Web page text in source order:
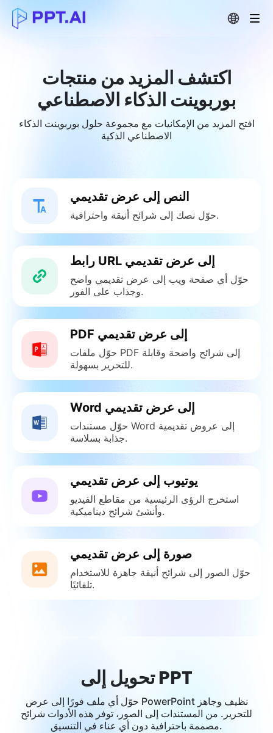
اكتشف المزيد من منتجات
بوربوينت الذكاء الاصطناعي
افتح المزيد من الإمكانيات مع مجموعة حلول بوربوينت الذكاء
الاصطناعي الذكية
النص إلى عرض تقديمي
حوّل نصك إلى شرائح أنيقة واحترافية.
رابط URL إلى عرض تقديمي
حوّل أي صفحة ويب إلى عرض تقديمي واضح
وجذاب على الفور.
PDF إلى عرض تقديمي
حوّل ملفات PDF إلى شرائح واضحة وقابلة
للتحرير بسهولة.
Word إلى عرض تقديمي
حوّل مستندات Word إلى عروض تقديمية
جذابة بسلاسة.
يوتيوب إلى عرض تقديمي
استخرج الرؤى الرئيسية من مقاطع الفيديو
وأنشئ شرائح ديناميكية.
صورة إلى عرض تقديمي
حوّل الصور إلى شرائح أنيقة جاهزة للاستخدام
تلقائيًا.
تحويل إلى PPT
حوّل أي ملف فورًا إلى عرض PowerPoint نظيف وجاهز
للتحرير. من المستندات إلى الصور، توفر هذه الأدوات شرائح
مصممة باحترافية دون أي عناء في التنسيق.